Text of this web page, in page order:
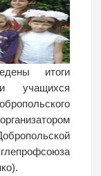
итоги
учащихся